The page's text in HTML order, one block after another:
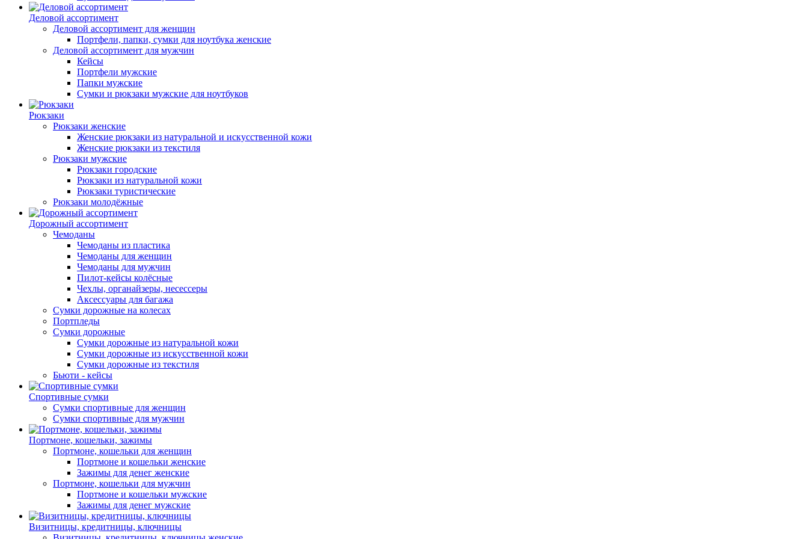
Деловой ассортимент
Деловой ассортимент для женщин
Портфели, папки, сумки для ноутбука женские
Деловой ассортимент для мужчин
Кейсы
Портфели мужские
Папки мужские
Сумки и рюкзаки мужские для ноутбуков
Рюкзаки
Рюкзаки женские
Женские рюкзаки из натуральной и искусственной кожи
Женские рюкзаки из текстиля
Рюкзаки мужские
Рюкзаки городские
Рюкзаки из натуральной кожи
Рюкзаки туристические
Рюкзаки молодёжные
Дорожный ассортимент
Чемоданы
Чемоданы из пластика
Чемоданы для женщин
Чемоданы для мужчин
Пилот-кейсы колёсные
Чехлы, органайзеры, несессеры
Аксессуары для багажа
Сумки дорожные на колесах
Портпледы
Сумки дорожные
Сумки дорожные из натуральной кожи
Сумки дорожные из искусственной кожи
Сумки дорожные из текстиля
Бьюти - кейсы
Спортивные сумки
Сумки спортивные для женщин
Сумки спортивные для мужчин
Портмоне, кошельки, зажимы
Портмоне, кошельки для женщин
Портмоне и кошельки женские
Зажимы для денег женские
Портмоне, кошельки для мужчин
Портмоне и кошельки мужские
Зажимы для денег мужские
Визитницы, кредитницы, ключницы